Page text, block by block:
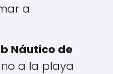
a
Náutico de
a la playa